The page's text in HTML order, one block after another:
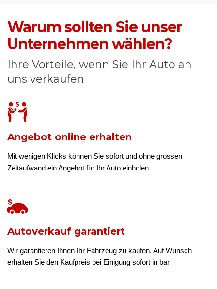
Warum sollten Sie unser
Unternehmen wählen?
Ihre Vorteile, wenn Sie Ihr Auto an
uns verkaufen
Angebot online erhalten
Mit wenigen Klicks können Sie sofort und ohne grossen
Zeitaufwand ein Angebot für Ihr Auto einholen.
Autoverkauf garantiert
Wir garantieren Ihnen Ihr Fahrzeug zu kaufen. Auf Wunsch
erhalten Sie den Kaufpreis bei Einigung sofort in bar.